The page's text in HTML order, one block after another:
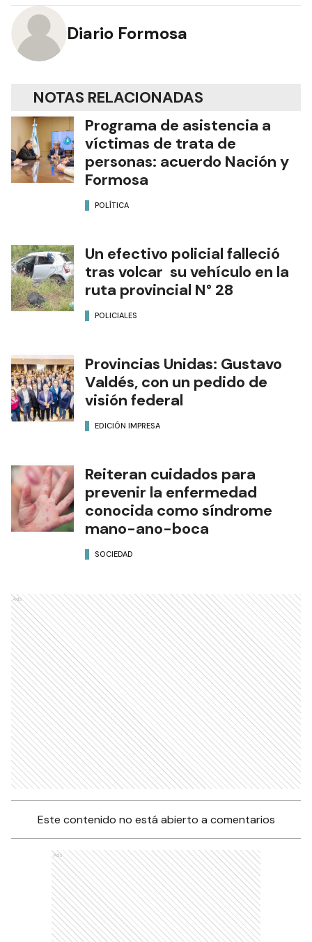
Diario Formosa
NOTAS RELACIONADAS
Programa de asistencia a
víctimas de trata de
personas: acuerdo Nación y
Formosa
POLÍTICA
Un efectivo policial falleció
tras volcar su vehículo en la
ruta provincial N° 28
POLICIALES
Provincias Unidas: Gustavo
Valdés, con un pedido de
visión federal
EDICIÓN IMPRESA
Reiteran cuidados para
prevenir la enfermedad
conocida como síndrome
mano-ano-boca
SOCIEDAD
Ads
Este contenido no está abierto a comentarios
Ads